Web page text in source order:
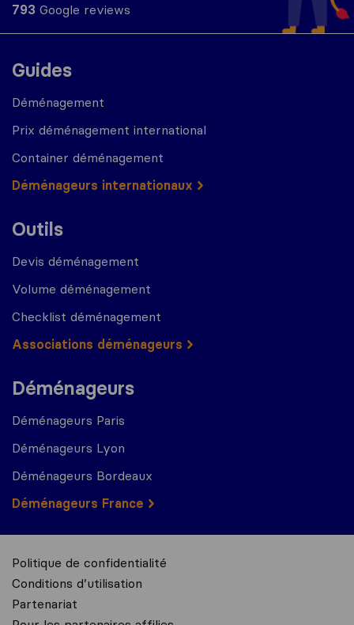
Guides
Déménagement
Prix déménagement international
Container déménagement
Déménageurs internationaux
Outils
Devis déménagement
Volume déménagement
Checklist déménagement
Associations déménageurs
Déménageurs
Déménageurs Paris
Déménageurs Lyon
Déménageurs Bordeaux
Déménageurs France
793 Google reviews
Politique de confidentialité
Conditions d’utilisation
Partenariat